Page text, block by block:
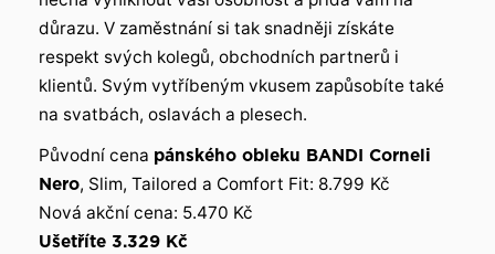
důrazu. V zaměstnání si tak snadněji získáte
respekt svých kolegů, obchodních partnerů i
klientů. Svým vytříbeným vkusem zapůsobíte také
na svatbách, oslavách a plesech.
Původní cena pánského obleku BANDI Corneli
Nero, Slim, Tailored a Comfort Fit: 8.799 Kč
Nová akční cena: 5.470 Kč
Ušetříte 3.329 Kč